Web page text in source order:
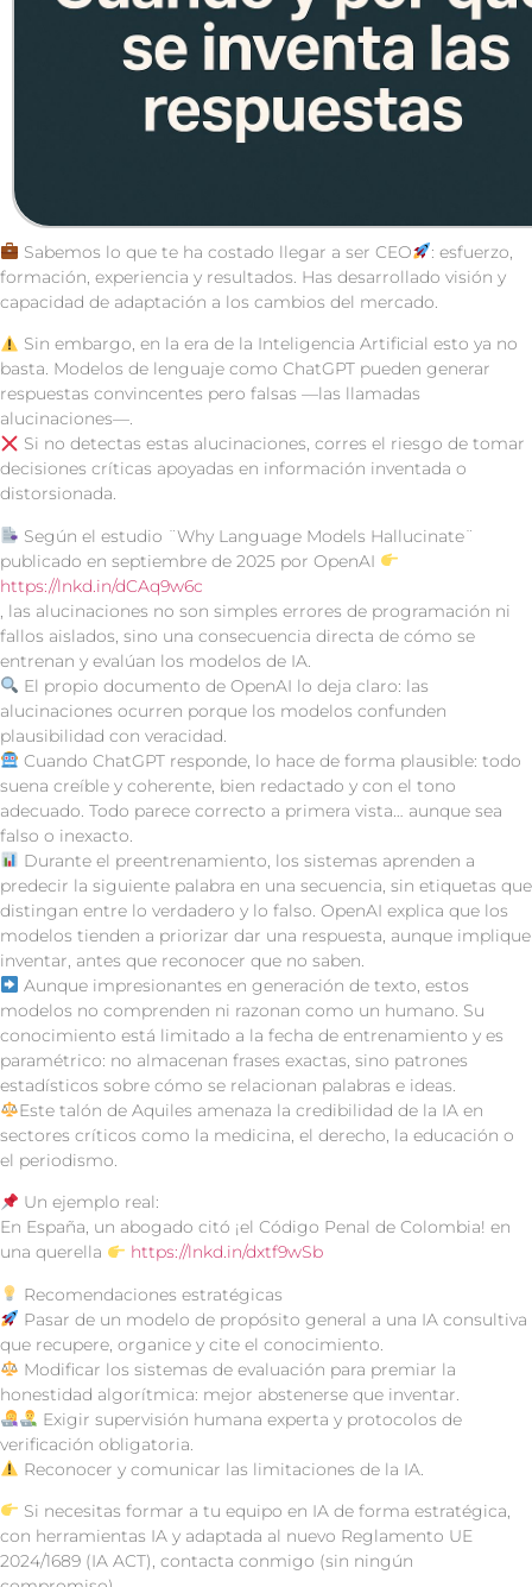
Sabemos lo que te ha costado llegar a ser CEO
: esfuerzo,
formación, experiencia y resultados. Has desarrollado visión y
capacidad de adaptación a los cambios del mercado.
Sin embargo, en la era de la Inteligencia Artificial esto ya no
basta. Modelos de lenguaje como ChatGPT pueden generar
respuestas convincentes pero falsas —las llamadas
alucinaciones—.
Si no detectas estas alucinaciones, corres el riesgo de tomar
decisiones críticas apoyadas en información inventada o
distorsionada.
Según el estudio ¨Why Language Models Hallucinate¨
publicado en septiembre de 2025 por OpenAI
https://lnkd.in/dCAq9w6c
, las alucinaciones no son simples errores de programación ni
fallos aislados, sino una consecuencia directa de cómo se
entrenan y evalúan los modelos de IA.
El propio documento de OpenAI lo deja claro: las
alucinaciones ocurren porque los modelos confunden
plausibilidad con veracidad.
Cuando ChatGPT responde, lo hace de forma plausible: todo
suena creíble y coherente, bien redactado y con el tono
adecuado. Todo parece correcto a primera vista… aunque sea
falso o inexacto.
Durante el preentrenamiento, los sistemas aprenden a
predecir la siguiente palabra en una secuencia, sin etiquetas que
distingan entre lo verdadero y lo falso. OpenAI explica que los
modelos tienden a priorizar dar una respuesta, aunque implique
inventar, antes que reconocer que no saben.
Aunque impresionantes en generación de texto, estos
modelos no comprenden ni razonan como un humano. Su
conocimiento está limitado a la fecha de entrenamiento y es
paramétrico: no almacenan frases exactas, sino patrones
estadísticos sobre cómo se relacionan palabras e ideas.
Este talón de Aquiles amenaza la credibilidad de la IA en
sectores críticos como la medicina, el derecho, la educación o
el periodismo.
Un ejemplo real:
En España, un abogado citó ¡el Código Penal de Colombia! en
una querella
https://lnkd.in/dxtf9wSb
Recomendaciones estratégicas
Pasar de un modelo de propósito general a una IA consultiva
que recupere, organice y cite el conocimiento.
Modificar los sistemas de evaluación para premiar la
honestidad algorítmica: mejor abstenerse que inventar.
Exigir supervisión humana experta y protocolos de
verificación obligatoria.
Reconocer y comunicar las limitaciones de la IA.
Si necesitas formar a tu equipo en IA de forma estratégica,
con herramientas IA y adaptada al nuevo Reglamento UE
2024/1689 (IA ACT), contacta conmigo (sin ningún